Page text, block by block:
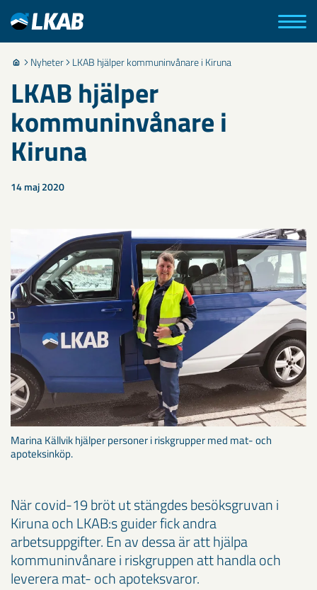
Nyheter LKAB hjälper kommuninvånare i Kiruna
LKAB hjälper
kommuninvånare i
Kiruna
14 maj 2020
Marina Källvik hjälper personer i riskgrupper med mat- och
apoteksinköp.
När covid-19 bröt ut stängdes besöksgruvan i
Kiruna och LKAB:s guider fick andra
arbetsuppgifter. En av dessa är att hjälpa
kommuninvånare i riskgruppen att handla och
leverera mat- och apoteksvaror.